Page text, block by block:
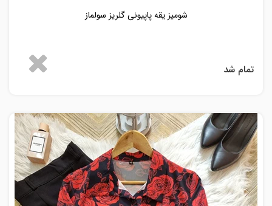
شومیز یقه پاپیونی گلریز سولماز
تمام شد